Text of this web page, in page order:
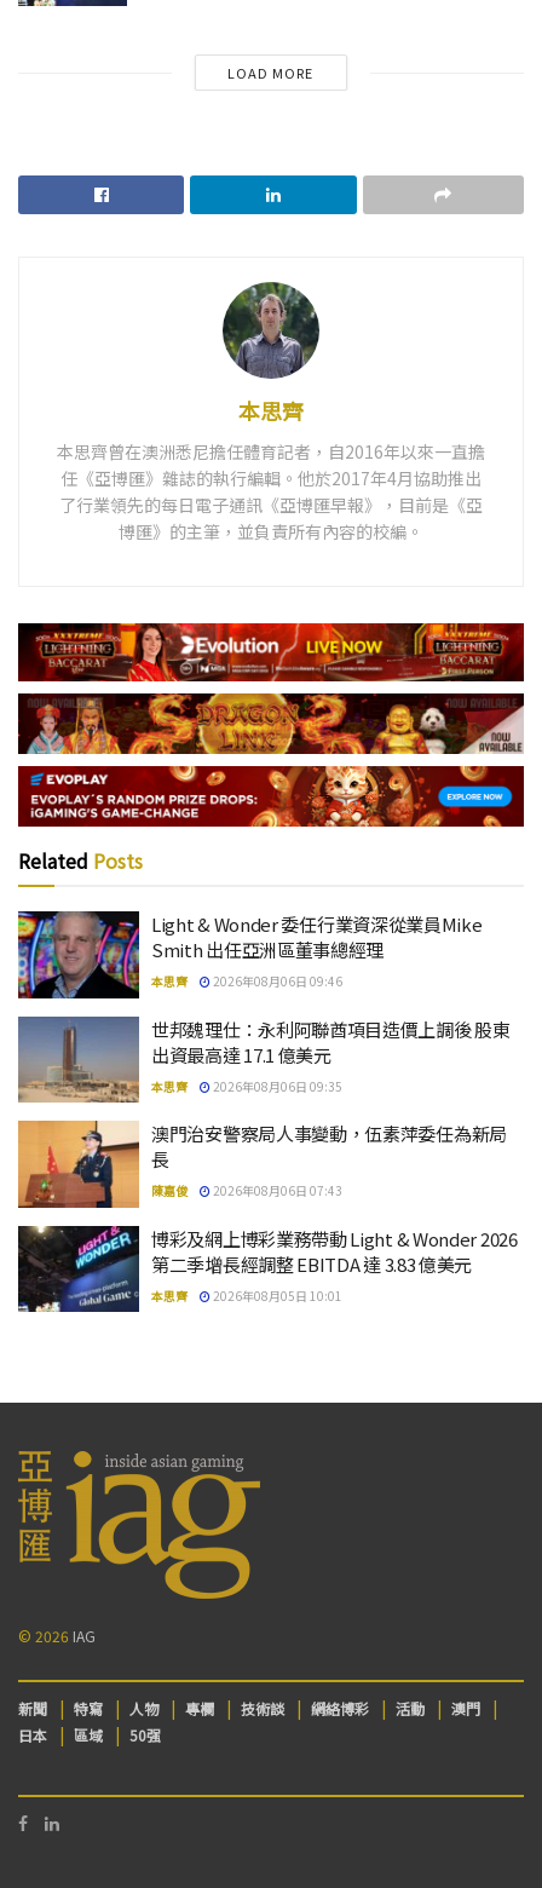
LOAD MORE
本思齊
本思齊曾在澳洲悉尼擔任體育記者，自2016年以來一直擔
任《亞博匯》雜誌的執行編輯。他於2017年4月協助推出
了行業領先的每日電子通訊《亞博匯早報》，目前是《亞
博匯》的主筆，並負責所有內容的校編。
Related Posts
Light & Wonder 委任行業資深從業員Mike
Smith 出任亞洲區董事總經理
本思齊 2026年08月06日 09:46
世邦魏理仕：永利阿聯酋項目造價上調後 股東
出資最高達 17.1 億美元
本思齊 2026年08月06日 09:35
澳門治安警察局人事變動，伍素萍委任為新局
長
陳嘉俊 2026年08月06日 07:43
博彩及網上博彩業務帶動 Light & Wonder 2026
第二季增長經調整 EBITDA 達 3.83 億美元
本思齊 2026年08月05日 10:01
© 2026 IAG
新聞 特寫 人物 專欄 技術談 網絡博彩 活動
澳門
日本
區域 50强